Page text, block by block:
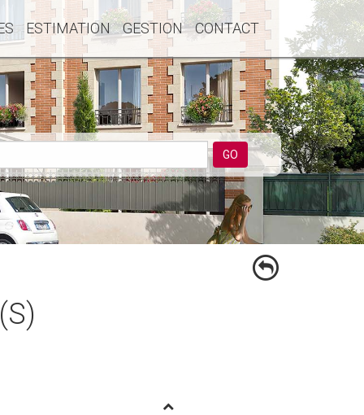
ESTIMATION GESTION CONTACT
GO